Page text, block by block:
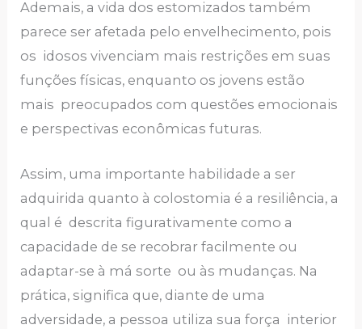
Ademais, a vida dos estomizados também
parece ser afetada pelo envelhecimento, pois
os idosos vivenciam mais restrições em suas
funções físicas, enquanto os jovens estão
mais preocupados com questões emocionais
e perspectivas econômicas futuras.
Assim, uma importante habilidade a ser
adquirida quanto à colostomia é a resiliência, a
qual é descrita figurativamente como a
capacidade de se recobrar facilmente ou
adaptar-se à má sorte ou às mudanças. Na
prática, significa que, diante de uma
adversidade, a pessoa utiliza sua força interior